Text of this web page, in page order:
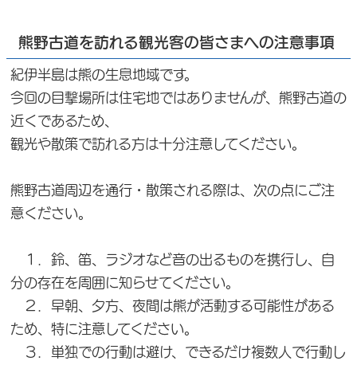
熊野古道を訪れる観光客の皆さまへの注意事項
紀伊半島は熊の生息地域です。
今回の目撃場所は住宅地ではありませんが、熊野古道の
近くであるため、
観光や散策で訪れる方は十分注意してください。
熊野古道周辺を通行・散策される際は、次の点にご注
意ください。
１．鈴、笛、ラジオなど音の出るものを携行し、自
分の存在を周囲に知らせてください。
２．早朝、夕方、夜間は熊が活動する可能性がある
ため、特に注意してください。
３．単独での行動は避け、できるだけ複数人で行動し